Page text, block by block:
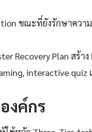
ขณะที่ยังรักษาคว
Recovery Plan สร้
interactive quiz
งค์กร